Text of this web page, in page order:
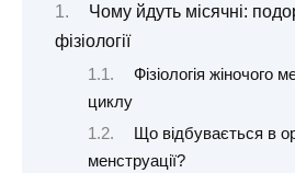
Чому йдуть місячні:
фізіології
Фізіологія жіночого
циклу
Що відбувається в
менструації?